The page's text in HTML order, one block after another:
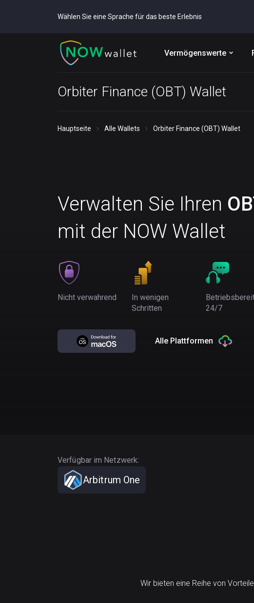
Wählen Sie eine Sprache für das beste Erlebnis
Vermögenswerte
Orbiter Finance (OBT) Wallet
Hauptseite Alle Wallets Orbiter Finance (OBT) Wallet
Verwalten Sie Ihren
mit der NOW Wallet
Nicht verwahrend
In wenigen
Schritten
24/7
Alle Plattformen
Verfügbar im Netzwerk:
Arbitrum One
Wir bieten eine Reihe von